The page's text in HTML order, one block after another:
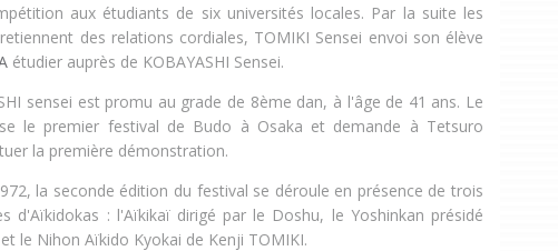
aux étudiants de six universités locales. Par la suite les
des relations cordiales, TOMIKI Sensei envoi son élève
étudier auprès de KOBAYASHI Sensei.
sensei est promu au grade de 8ème dan, à l'âge de 41 ans. Le
le premier festival de Budo à Osaka et demande à Tetsuro
la première démonstration.
la seconde édition du festival se déroule en présence de trois
d'Aïkidokas : l'Aïkikaï dirigé par le Doshu, le Yoshinkan présidé
et le Nihon Aïkido Kyokai de Kenji TOMIKI.